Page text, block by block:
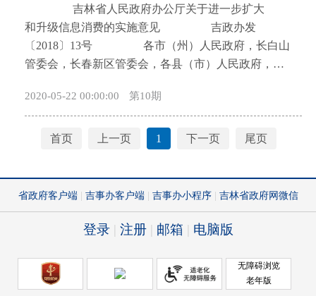
度控制的强制性标准和冷藏温度带标准，建立冷链物
流全程温度记录制度。积极发挥行业协会、科研机
构、高等院校和冷链物流骨干龙头企业作用，开展团
体标准试点，共同研制市场主体急需的团体标准，推
研究冷藏运输车辆温度监测装置技术标准和检验方
和服务管理规范制修订。加大冷链物流标准培训宣传
的普及性宣传，提升冷链物流企业服务标准化意识，
深入推进我省“标准化示范引领工程”，推动示范企业
制定高于现行国家及行业标准的操作管理规范，适时
转化为地方标准或团体标准，以试点示范带动冷链物
厅、省卫生计生委、省食品药品监管局、省农委、省
发展改革委、省工业和信息化厅、省交通运输厅、省
化碳等低危气体道路运输豁免制度。进一步做好并适
时调整车辆限行、禁行措施。最大程度减少全天禁行
的道路，减少除道路条件外对夜间通行的物流配送车
辆限行、禁行规定。进一步依法完善配送车辆通行证
商贸、物流企业整合资源，创新城市共同配送模式，
物流发展水平。（省交通运输厅、省公安厅、省商务
为。交通运输部门公路管理机构和公安交通管理部门
应依托公路超限检测站联合开展执法。原则上所有对
货运车辆超限超载违法行为的现场检查要一律引导至
经省政府批准设立的公路超限检测站进行，货运车辆
应当就近引导至具有停放车辆和卸载条件的超限检测
点接受检查处罚。超限检测点的设置应方便及时就近
本省企业组成联合体投标重大基础设施建设，联合体
中本省企业符合“优质优先”支持条件的，联合体享受
相应政策。优化企业资质管理，施工总承包企业申请
省级权限内的施工总承包资质所覆盖的专业承包资
企业名录，予以包保扶持。支持有条件的企业按市场
化方式建立产业投资基金，提升投融资能力。深化企
业体制机制改革，建立股权合理流转机制，探索项目
度，鼓励有条件的金融机构开展应收账款融资、动产
融资、资产证券化等合理金融创新。 二、完善工
程招标投标制度 民间投资的建筑工程允许业主自
主决定发包方式。依法必须招标的工程建设项目纳入
式，推广技术、质量、服务、价格、信用等多因素综
合评价，实现由“拼价格”向“拼质量”转变。对采用常
和升级信息消费的实施意见 吉政办发
〔2018〕13号 各市（州）人民政府，长白山
管委会，长春新区管委会，各县（市）人民政府，省
《国务院关于进一步扩大和升级信息消费持续释放内
需潜力的指导意见》（国发〔2017〕40号）精神，主
动顺应互联网、大数据、人工智能和实体经济深度融
效推动面向生产、生活和管理的供给侧结构性改革，
促进经济社会持续健康发展，经省政府同意，提出如
下实施意见。 一、总体要求 （一）指导思
社会主义思想为指导，深入贯彻落实国家大数据发展
战略和我省“三个五”战略。围绕扩大和升级生活类、
2020-05-22 00:00:00 第10期
首页 上一页 1 下一页 尾页